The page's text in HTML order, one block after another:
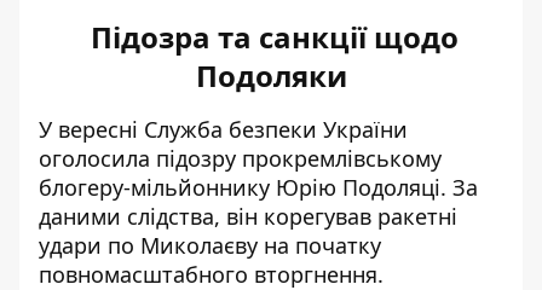
Підозра та санкції щодо
Подоляки
У вересні Служба безпеки України
оголосила підозру прокремлівському
блогеру-мільйоннику Юрію Подоляці. За
даними слідства, він корегував ракетні
удари по Миколаєву на початку
повномасштабного вторгнення.